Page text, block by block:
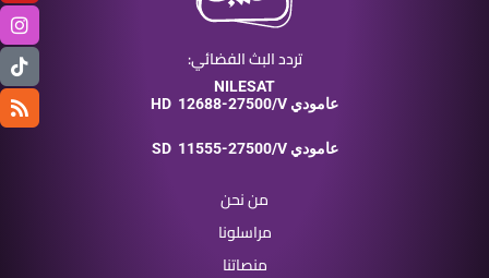
تردد البث الفضائي:
NILESAT
HD
12688-27500/V عامودي
SD 11555-27500/V عامودي
من نحن
مراسلونا
منصاتنا